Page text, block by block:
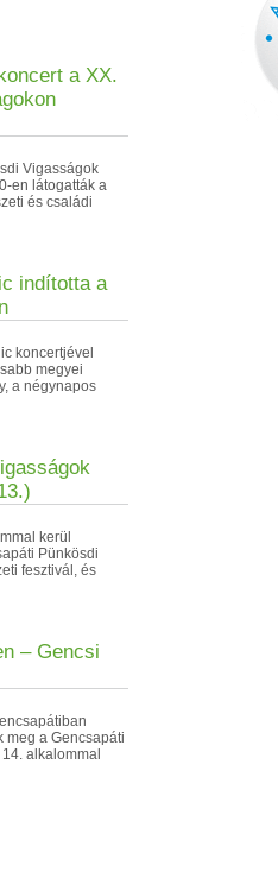
a XX.
Vigasságok
en látogatták a
és családi
indította a
koncertjével
megyei
a négynapos
kerül
Pünkösdi
fesztivál, és
– Gencsi
meg a Gencsapáti
alkalommal